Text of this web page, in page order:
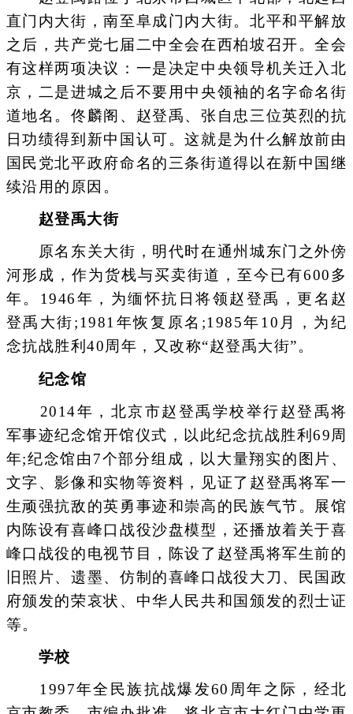
直门内大街，南至阜成门内大街。北平和平解放
之后，共产党七届二中全会在西柏坡召开。全会
有这样两项决议：一是决定中央领导机关迁入北
京，二是进城之后不要用中央领袖的名字命名街
道地名。佟麟阁、赵登禹、张自忠三位英烈的抗
日功绩得到新中国认可。这就是为什么解放前由
国民党北平政府命名的三条街道得以在新中国继
续沿用的原因。
赵登禹大街
原名东关大街，明代时在通州城东门之外傍
河形成，作为货栈与买卖街道，至今已有600多
年。1946年，为缅怀抗日将领赵登禹，更名赵
登禹大街;1981年恢复原名;1985年10月，为纪
念抗战胜利40周年，又改称“赵登禹大街”。
纪念馆
2014年，北京市赵登禹学校举行赵登禹将
军事迹纪念馆开馆仪式，以此纪念抗战胜利69周
年;纪念馆由7个部分组成，以大量翔实的图片、
文字、影像和实物等资料，见证了赵登禹将军一
生顽强抗敌的英勇事迹和崇高的民族气节。展馆
内陈设有喜峰口战役沙盘模型，还播放着关于喜
峰口战役的电视节目，陈设了赵登禹将军生前的
旧照片、遗墨、仿制的喜峰口战役大刀、民国政
府颁发的荣哀状、中华人民共和国颁发的烈士证
等。
学校
1997年全民族抗战爆发60周年之际，经北